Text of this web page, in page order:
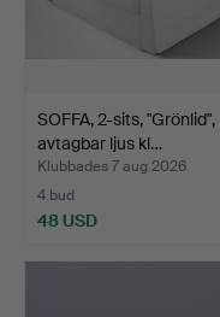
SOFFA, 2-sits, "Grönlid",
avtagbar ljus kl…
Klubbades 7 aug 2026
4 bud
48 USD